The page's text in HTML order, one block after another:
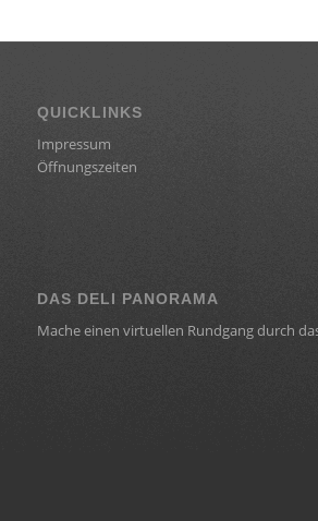
QUICKLINKS
Impressum
Öffnungszeiten
DAS DELI PANORAMA
Mache einen virtuellen Rundgang durch